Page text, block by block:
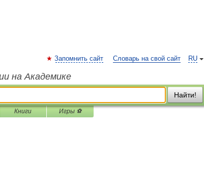
RU
Запомнить сайт Словарь на свой сайт
на Академике
Найти!
Книги Игры ⚽